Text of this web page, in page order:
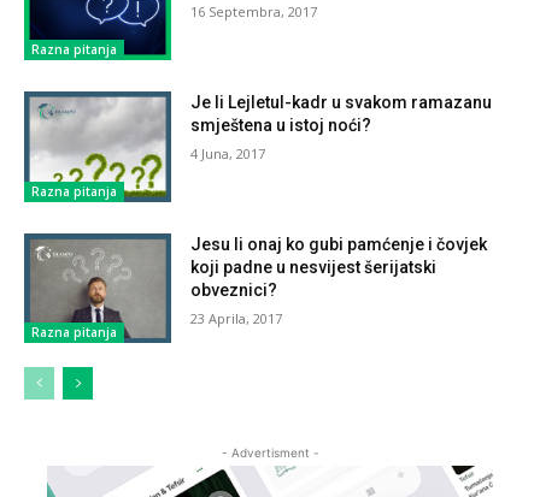
Razna pitanja
16 Septembra, 2017
Razna pitanja
Je li Lejletul-kadr u svakom ramazanu
smještena u istoj noći?
4 Juna, 2017
Razna pitanja
Jesu li onaj ko gubi pamćenje i čovjek
koji padne u nesvijest šerijatski
obveznici?
23 Aprila, 2017
- Advertisment -